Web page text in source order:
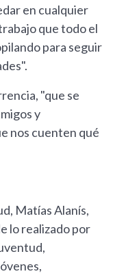
en cualquier
que todo el
para seguir
"que se
y
nos cuenten qué
Matías Alanís,
lo realizado por